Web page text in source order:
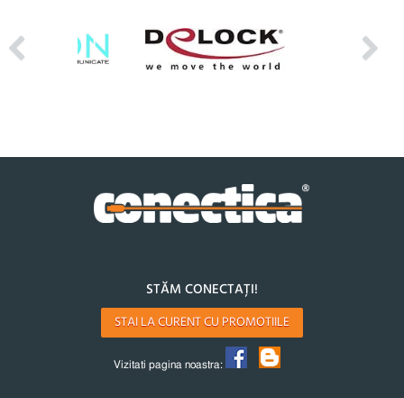
STĂM CONECTAȚI!
STAI LA CURENT CU PROMOTIILE
Vizitati pagina noastra: